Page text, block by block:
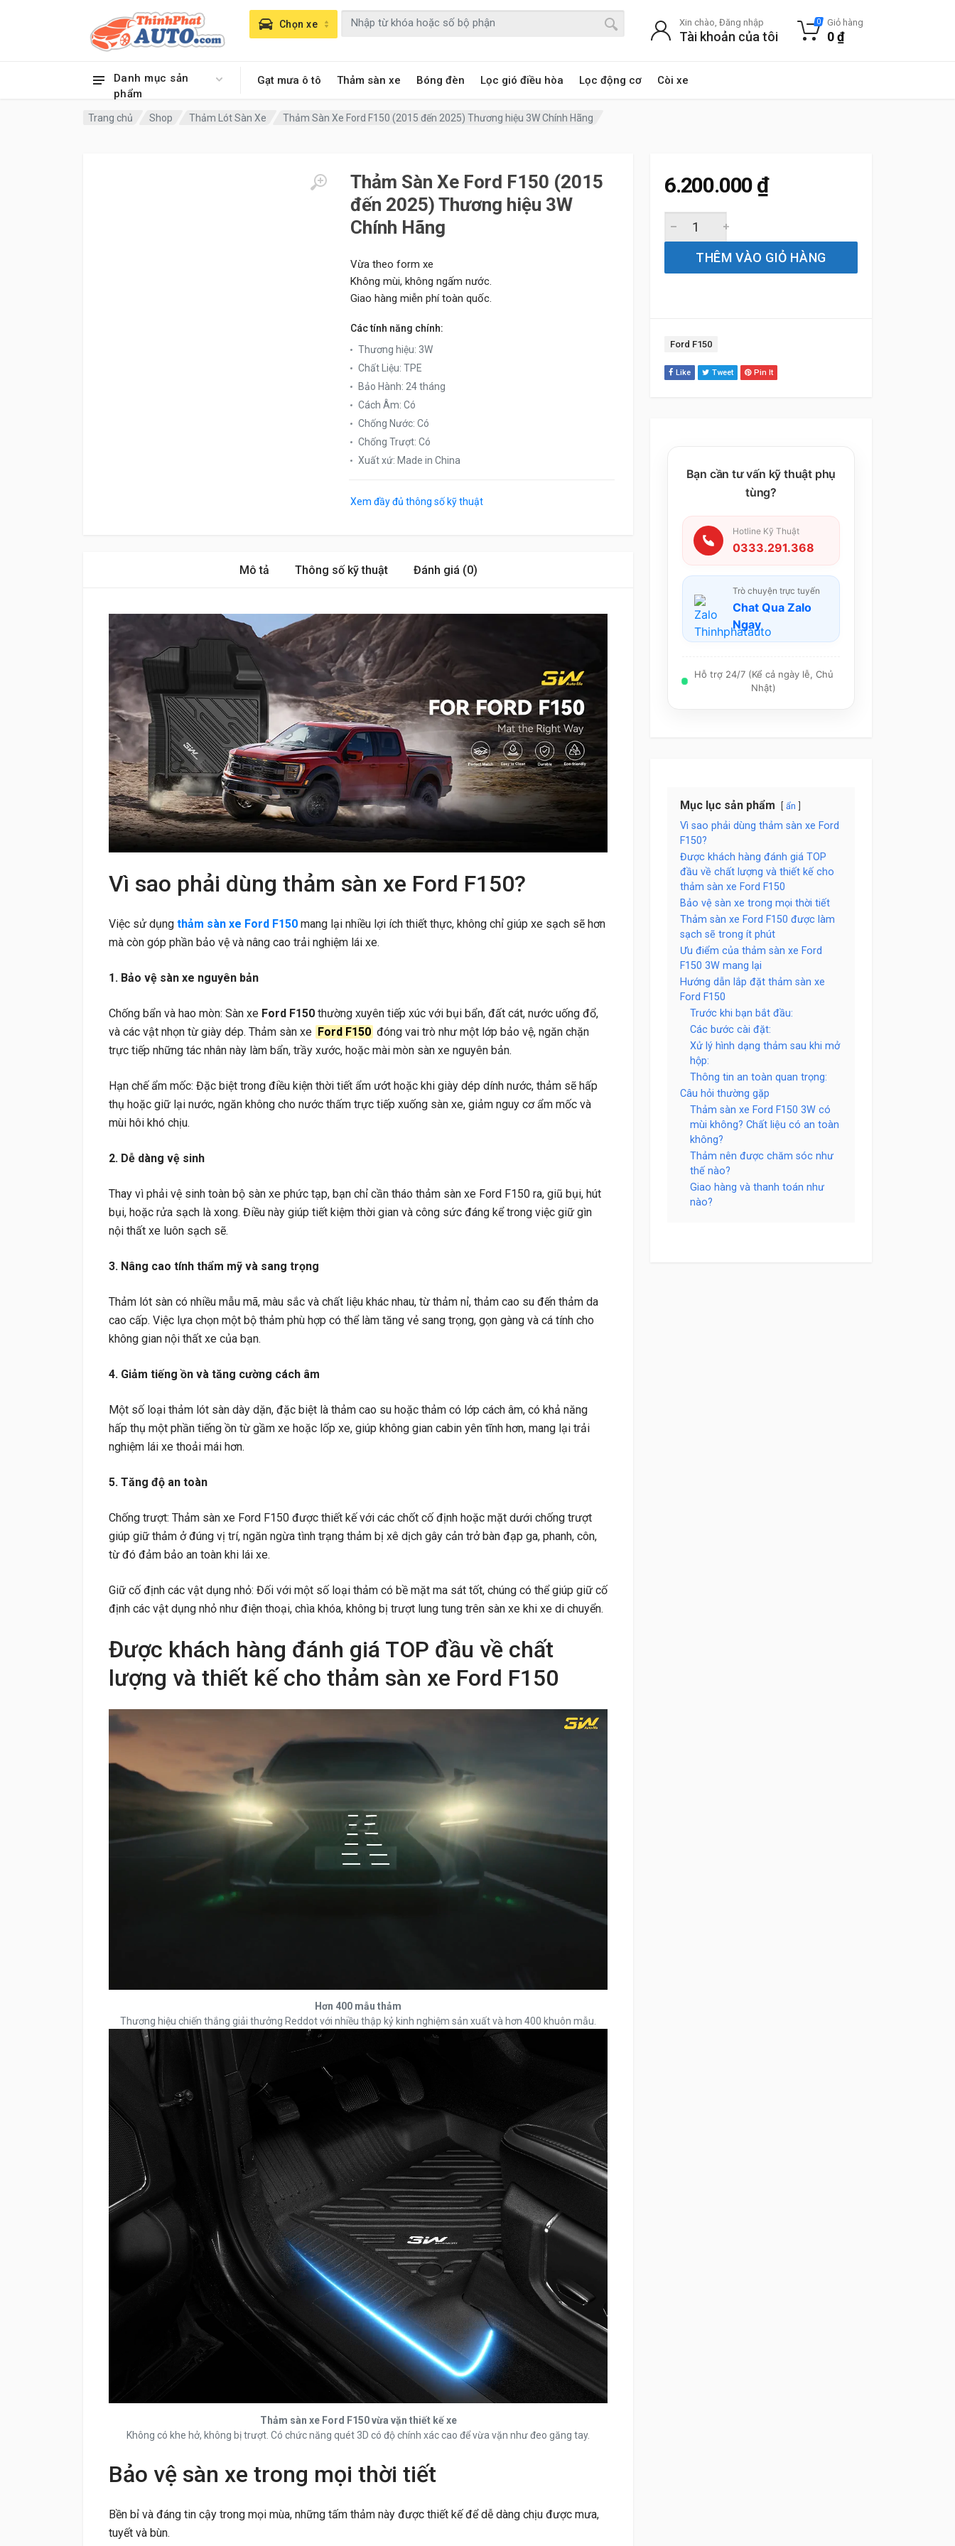
Danh mục sản
phẩm
Gạt mưa ô tô Thảm sàn xe Bóng đèn Lọc gió điều hòa Lọc động cơ Còi xe
Chọn xe Xin chào, Đăng nhập
Tài khoản của tôi
0 Giỏ hàng
0₫
Trang chủ Shop Thảm Lót Sàn Xe Thảm Sàn Xe Ford F150 (2015 đến 2025) Thương hiệu 3W Chính Hãng
Thảm Sàn Xe Ford F150 (2015
đến 2025) Thương hiệu 3W
Chính Hãng
Vừa theo form xe
Không mùi, không ngấm nước.
Giao hàng miễn phí toàn quốc.
Các tính năng chính:
Thương hiệu: 3W
Chất Liệu: TPE
Bảo Hành: 24 tháng
Cách Âm: Có
Chống Nước: Có
Chống Trượt: Có
Xuất xứ: Made in China
Xem đầy đủ thông số kỹ thuật
6.200.000 ₫
THÊM VÀO GIỎ HÀNG
Tag:
Ford F150
Like Tweet Pin It
Bạn cần tư vấn kỹ thuật phụ
tùng?
Hotline Kỹ Thuật
0333.291.368
Trò chuyện trực tuyến
Chat Qua Zalo
Ngay
Hỗ trợ 24/7 (Kể cả ngày lễ, Chủ
Nhật)
Mục lục sản phẩm ẩn
Vì sao phải dùng thảm sàn xe Ford
F150?
Được khách hàng đánh giá TOP
đầu về chất lượng và thiết kế cho
thảm sàn xe Ford F150
Bảo vệ sàn xe trong mọi thời tiết
Thảm sàn xe Ford F150 được làm
sạch sẽ trong ít phút
Ưu điểm của thảm sàn xe Ford
F150 3W mang lại
Hướng dẫn lắp đặt thảm sàn xe
Ford F150
Trước khi bạn bắt đầu:
Các bước cài đặt:
Xử lý hình dạng thảm sau khi mở
hộp:
Thông tin an toàn quan trọng:
Câu hỏi thường gặp
Thảm sàn xe Ford F150 3W có
mùi không? Chất liệu có an toàn
không?
Thảm nên được chăm sóc như
thế nào?
Giao hàng và thanh toán như
nào?
Mô tả Thông số kỹ thuật Đánh giá (0)
Vì sao phải dùng thảm sàn xe Ford F150?
Việc sử dụng thảm sàn xe Ford F150 mang lại nhiều lợi ích thiết thực, không chỉ giúp xe sạch sẽ hơn
mà còn góp phần bảo vệ và nâng cao trải nghiệm lái xe.
1. Bảo vệ sàn xe nguyên bản
Chống bẩn và hao mòn: Sàn xe Ford F150 thường xuyên tiếp xúc với bụi bẩn, đất cát, nước uống đổ,
và các vật nhọn từ giày dép. Thảm sàn xe Ford F150 đóng vai trò như một lớp bảo vệ, ngăn chặn
trực tiếp những tác nhân này làm bẩn, trầy xước, hoặc mài mòn sàn xe nguyên bản.
Hạn chế ẩm mốc: Đặc biệt trong điều kiện thời tiết ẩm ướt hoặc khi giày dép dính nước, thảm sẽ hấp
thụ hoặc giữ lại nước, ngăn không cho nước thấm trực tiếp xuống sàn xe, giảm nguy cơ ẩm mốc và
mùi hôi khó chịu.
2. Dễ dàng vệ sinh
Thay vì phải vệ sinh toàn bộ sàn xe phức tạp, bạn chỉ cần tháo thảm sàn xe Ford F150 ra, giũ bụi, hút
bụi, hoặc rửa sạch là xong. Điều này giúp tiết kiệm thời gian và công sức đáng kể trong việc giữ gìn
nội thất xe luôn sạch sẽ.
3. Nâng cao tính thẩm mỹ và sang trọng
Thảm lót sàn có nhiều mẫu mã, màu sắc và chất liệu khác nhau, từ thảm nỉ, thảm cao su đến thảm da
cao cấp. Việc lựa chọn một bộ thảm phù hợp có thể làm tăng vẻ sang trọng, gọn gàng và cá tính cho
không gian nội thất xe của bạn.
4. Giảm tiếng ồn và tăng cường cách âm
Một số loại thảm lót sàn dày dặn, đặc biệt là thảm cao su hoặc thảm có lớp cách âm, có khả năng
hấp thụ một phần tiếng ồn từ gầm xe hoặc lốp xe, giúp không gian cabin yên tĩnh hơn, mang lại trải
nghiệm lái xe thoải mái hơn.
5. Tăng độ an toàn
Chống trượt: Thảm sàn xe Ford F150 được thiết kế với các chốt cố định hoặc mặt dưới chống trượt
giúp giữ thảm ở đúng vị trí, ngăn ngừa tình trạng thảm bị xê dịch gây cản trở bàn đạp ga, phanh, côn,
từ đó đảm bảo an toàn khi lái xe.
Giữ cố định các vật dụng nhỏ: Đối với một số loại thảm có bề mặt ma sát tốt, chúng có thể giúp giữ cố
định các vật dụng nhỏ như điện thoại, chìa khóa, không bị trượt lung tung trên sàn xe khi xe di chuyển.
Được khách hàng đánh giá TOP đầu về chất
lượng và thiết kế cho thảm sàn xe Ford F150
Hơn 400 mẫu thảm
Thương hiệu chiến thắng giải thưởng Reddot với nhiều thập kỷ kinh nghiệm sản xuất và hơn 400 khuôn mẫu.
Thảm sàn xe Ford F150 vừa vặn thiết kế xe
Không có khe hở, không bị trượt. Có chức năng quét 3D có độ chính xác cao để vừa vặn như đeo găng tay.
Bảo vệ sàn xe trong mọi thời tiết
Bền bỉ và đáng tin cậy trong mọi mùa, những tấm thảm này được thiết kế để dễ dàng chịu được mưa,
tuyết và bùn.